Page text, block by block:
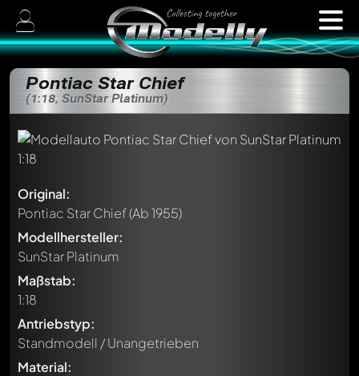
Pontiac Star Chief
(1:18, SunStar Platinum)
Original:
Pontiac Star Chief(Ab 1955)
Modellhersteller:
SunStar Platinum
Maßstab:
1:18
Antriebstyp:
Standmodell / Unangetrieben
Material: